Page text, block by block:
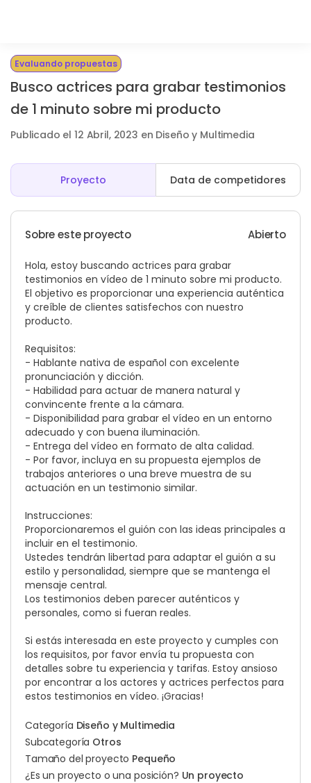
Evaluando propuestas
Busco actrices para grabar testimonios
de 1 minuto sobre mi producto
Publicado el 12 Abril, 2023 en Diseño y Multimedia
Proyecto Data de competidores
Sobre este proyecto Abierto
Hola, estoy buscando actrices para grabar
testimonios en vídeo de 1 minuto sobre mi producto.
El objetivo es proporcionar una experiencia auténtica
y creíble de clientes satisfechos con nuestro
producto.
Requisitos:
- Hablante nativa de español con excelente
pronunciación y dicción.
- Habilidad para actuar de manera natural y
convincente frente a la cámara.
- Disponibilidad para grabar el vídeo en un entorno
adecuado y con buena iluminación.
- Entrega del vídeo en formato de alta calidad.
- Por favor, incluya en su propuesta ejemplos de
trabajos anteriores o una breve muestra de su
actuación en un testimonio similar.
Instrucciones:
Proporcionaremos el guión con las ideas principales a
incluir en el testimonio.
Ustedes tendrán libertad para adaptar el guión a su
estilo y personalidad, siempre que se mantenga el
mensaje central.
Los testimonios deben parecer auténticos y
personales, como si fueran reales.
Si estás interesada en este proyecto y cumples con
los requisitos, por favor envía tu propuesta con
detalles sobre tu experiencia y tarifas. Estoy ansioso
por encontrar a los actores y actrices perfectos para
estos testimonios en vídeo. ¡Gracias!
Categoría Diseño y Multimedia
Subcategoría Otros
Tamaño del proyecto Pequeño
¿Es un proyecto o una posición? Un proyecto